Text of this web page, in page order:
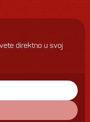
direktno u svoj